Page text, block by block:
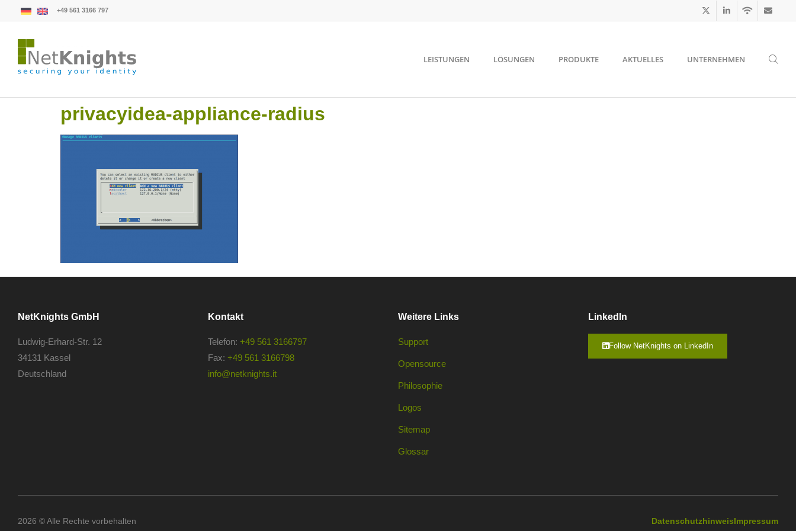
+49 561 3166 797
LEISTUNGEN LÖSUNGEN PRODUKTE AKTUELLES UNTERNEHMEN
privacyidea-appliance-radius
NetKnights GmbH
Ludwig-Erhard-Str. 12
34131 Kassel
Deutschland
Kontakt
Telefon: +49 561 3166797
Fax: +49 561 3166798
info@netknights.it
Weitere Links
Support
Opensource
Philosophie
Logos
Sitemap
Glossar
LinkedIn
Follow NetKnights on LinkedIn
2026 © Alle Rechte vorbehalten DatenschutzhinweisImpressum